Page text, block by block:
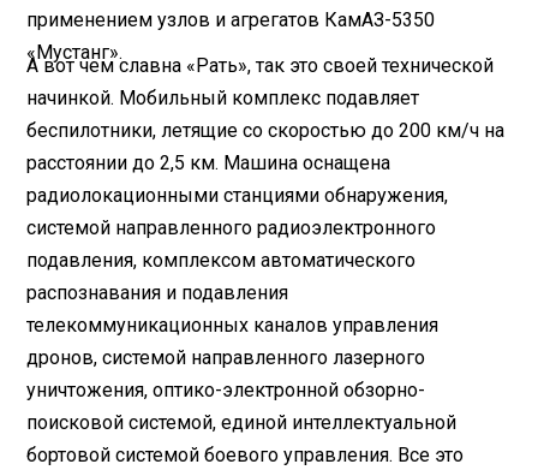
применением узлов и агрегатов КамАЗ-5350
«Мустанг».
А вот чем славна «Рать», так это своей технической
начинкой. Мобильный комплекс подавляет
беспилотники, летящие со скоростью до 200 км/ч на
расстоянии до 2,5 км. Машина оснащена
радиолокационными станциями обнаружения,
системой направленного радиоэлектронного
подавления, комплексом автоматического
распознавания и подавления
телекоммуникационных каналов управления
дронов, системой направленного лазерного
уничтожения, оптико-электронной обзорно-
поисковой системой, единой интеллектуальной
бортовой системой боевого управления. Все это